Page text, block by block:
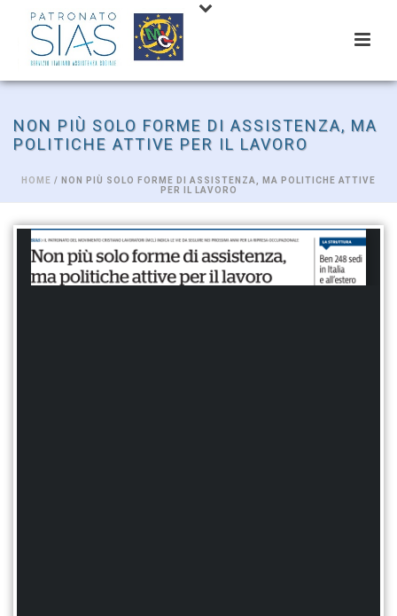
NON PIÙ SOLO FORME DI ASSISTENZA, MA
POLITICHE ATTIVE PER IL LAVORO
HOME / NON PIÙ SOLO FORME DI ASSISTENZA, MA POLITICHE ATTIVE
PER IL LAVORO